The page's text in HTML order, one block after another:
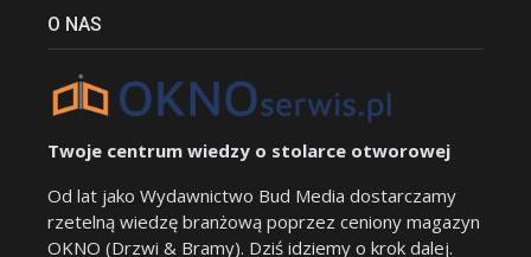
O NAS
Twoje centrum wiedzy o stolarce otworowej
Od lat jako Wydawnictwo Bud Media dostarczamy
rzetelną wiedzę branżową poprzez ceniony magazyn
OKNO (Drzwi & Bramy). Dziś idziemy o krok dalej.